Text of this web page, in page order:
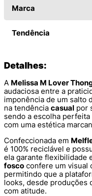
Marca
Tendência
Detalhes:
A Melissa M Lover
audaciosa entre a
imponência de um salto
na tendência casual por
sendo a escolha
com uma estética
Confeccionada em
é 100% reciclável e
ela garante flexibilidade
fosco confere um visual
permitindo que a
looks, desde produções
com atitude.